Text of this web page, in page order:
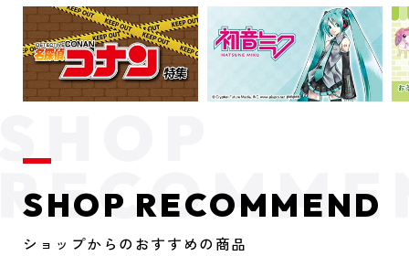
SHOP RECOMMEND
ショップからのおすすめの商品